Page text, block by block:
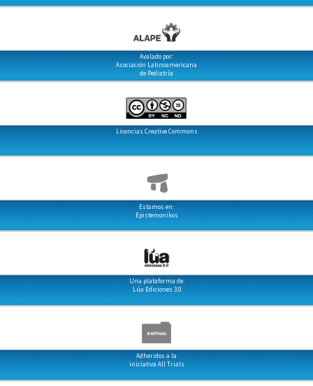
Avalado por:
Asociación Latinoamericana
de Pediatría
Licencias Creative Commons
Estamos en:
Epistemonikos
Una plataforma de:
Lúa Ediciones 3.0
Adheridos a la
iniciativa All Trials